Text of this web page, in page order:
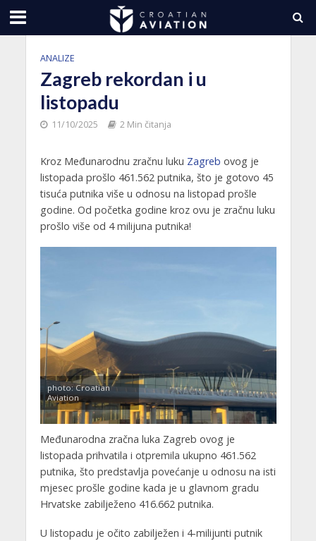
ANALIZE
Zagreb rekordan i u
listopadu
11/10/2025 2 Min čitanja
Kroz Međunarodnu zračnu luku Zagreb ovog je
listopada prošlo 461.562 putnika, što je gotovo 45
tisuća putnika više u odnosu na listopad prošle
godine. Od početka godine kroz ovu je zračnu luku
prošlo više od 4 milijuna putnika!
photo: Croatian
Aviation
Međunarodna zračna luka Zagreb ovog je
listopada prihvatila i otpremila ukupno 461.562
putnika, što predstavlja povećanje u odnosu na isti
mjesec prošle godine kada je u glavnom gradu
Hrvatske zabilježeno 416.662 putnika.
U listopadu je očito zabilježen i 4-milijunti putnik